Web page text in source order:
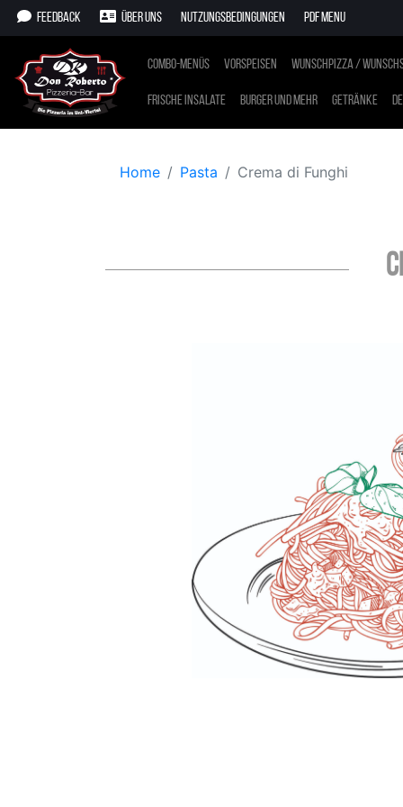
Feedback Über uns Nutzungsbedingungen PDF Menu
Combo-Menüs Vorspeisen Wunschpizza /
Frische Insalate Burger und mehr Getränke
Home Pasta Crema di Funghi